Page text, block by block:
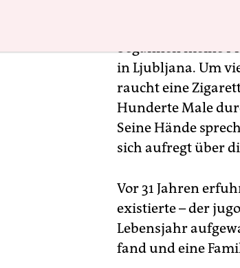
begannen meine
in Ljubljana. Um
raucht eine
Hunderte Male
Seine Hände
sich aufregt über
Vor 31 Jahren
existierte – der
Lebensjahr
fand und eine